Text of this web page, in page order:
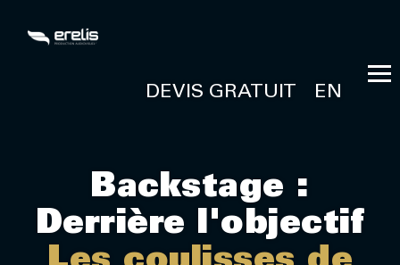
DEVIS GRATUIT EN
Backstage :
Derrière l'objectif